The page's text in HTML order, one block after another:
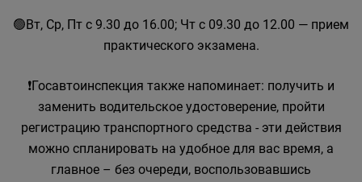
🟢Вт, Ср, Пт с 9.30 до 16.00; Чт с 09.30 до 12.00 — прием
практического экзамена.
❗Госавтоинспекция также напоминает: получить и
заменить водительское удостоверение, пройти
регистрацию транспортного средства - эти действия
можно спланировать на удобное для вас время, а
главное – без очереди, воспользовавшись